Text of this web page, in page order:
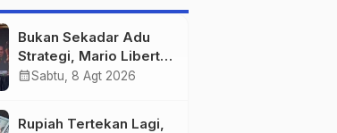
Bukan Sekadar Adu
Strategi, Mario Liberty
Siregar Buka
calendar_monthSabtu, 8 Agt 2026
Rupiah Tertekan Lagi,